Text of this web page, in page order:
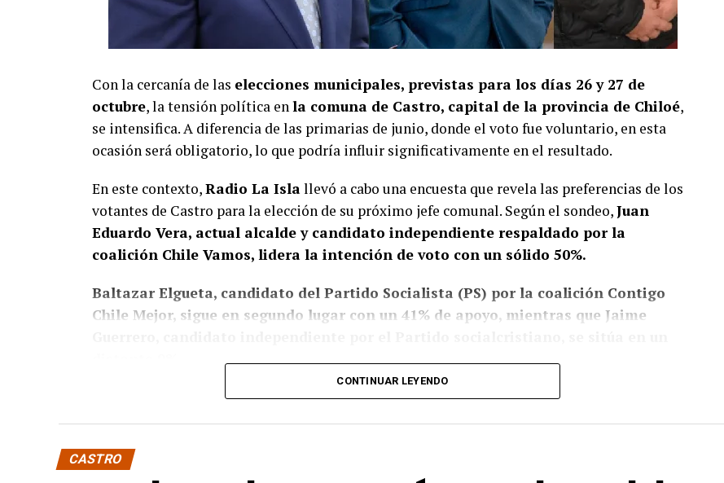
Con la cercanía de las elecciones municipales, previstas para los días 26 y 27 de
octubre, la tensión política enla comuna de Castro, capital de la provincia de Chiloé,
se intensifica. A diferencia de las primarias de junio, donde el voto fue voluntario, en esta
ocasión será obligatorio, lo que podría influir significativamente en el resultado.
En este contexto,Radio La Islallevó a cabo una encuesta que revela las preferencias de los
votantes de Castro para la elección de su próximo jefe comunal. Según el sondeo,Juan
Eduardo Vera, actual alcalde y candidato independiente respaldado por la
coalición Chile Vamos, lidera la intención de voto con un sólido 50%.
Baltazar Elgueta, candidato del Partido Socialista (PS) por la coalición Contigo
Chile Mejor, sigue en segundo lugar con un 41% de apoyo, mientras que Jaime
Estos resultados confirman, de algún modo, pese a que no sean concluyentes, la fuerte
presencia de Vera en la política local, donde ha ejercido un liderazgo significativo,
candidata a la presidencia, Evelyn Matthei
CONTINUAR LEYENDO
CASTRO